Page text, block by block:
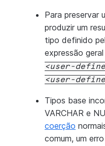
Para preservar
produzir um
tipo definido
expressão
user-
user-
Tipos base
VARCHAR e
coerção
comum, um